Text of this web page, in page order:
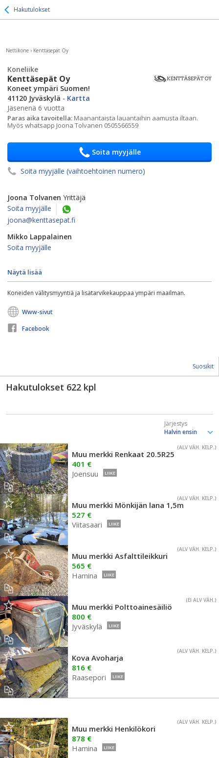
Hakutulokset
Nettikone › Kenttäsepät Oy
Koneliike
Kenttäsepät Oy
Koneet ympäri Suomen!
41120 Jyväskylä - Kartta
Jäsenenä 6 vuotta
Paras aika tavoitella: Maanantaista lauantaihin aamusta iltaan.
Myös whatsapp Joona Tolvanen 0505566559
Soita myyjälle
Soita myyjälle (vaihtoehtoinen numero)
Joona Tolvanen Yrittäjä
Soita myyjälle
joona@kenttasepat.fi
Mikko Lappalainen
Soita myyjälle
Näytä lisää
Koneiden välitysmyyntiä ja lisätarvikekauppaa ympäri maailman.
Www-sivut
Facebook
Suosikit
Hakutulokset 622 kpl
Järjestys
(ALV VÄH. KELP.)
Muu merkki Renkaat 20.5R25
401 €
Joensuu
LIIKE
(ALV VÄH. KELP.)
Muu merkki Mönkijän lana 1,5m
527 €
Viitasaari
LIIKE
(ALV VÄH. KELP.)
Muu merkki Asfalttileikkuri
565 €
Hamina
LIIKE
(EI ALV VÄH.)
Muu merkki Polttoainesäiliö
800 €
Jyväskylä
LIIKE
(ALV VÄH. KELP.)
Kova Avoharja
816 €
Raasepori
LIIKE
(ALV VÄH. KELP.)
Muu merkki Henkilökori
878 €
Hamina
LIIKE